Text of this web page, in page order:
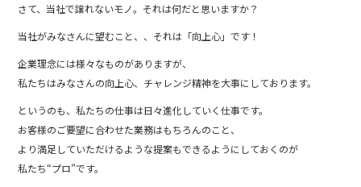
さて、当社で譲れないモノ。それは何だと思いますか？
当社がみなさんに望むこと、、それは「向上心」です！
企業理念には様々なものがありますが、
私たちはみなさんの向上心、チャレンジ精神を大事にしております。
というのも、私たちの仕事は日々進化していく仕事です。
お客様のご要望に合わせた業務はもちろんのこと、
より満足していただけるような提案もできるようにしておくのが
私たち“プロ”です。